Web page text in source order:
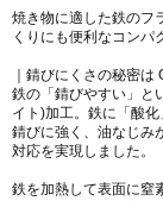
焼き物に適した鉄のフ
くりにも便利なコンパ
｜錆びにくさの秘密は
鉄の「錆びやすい」と
イト)加工。鉄に「酸化
錆びに強く、油なじみ
対応を実現しました。
鉄を加熱して表面に窒